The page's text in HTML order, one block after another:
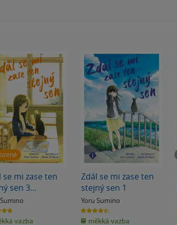
se mi zase ten
sen 3
vazba
Zdál se mi zase ten
stejný sen 1
Yoru Sumino
4.4
z
5 měkká vazba